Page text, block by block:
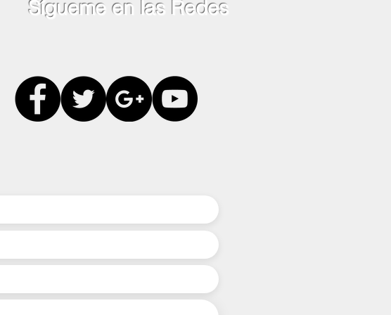
Sígueme en las Redes